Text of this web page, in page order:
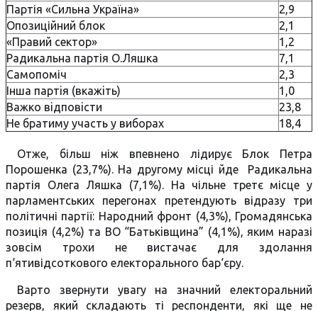
Партія «Сильна Україна»
2,9
Опозиційний блок
2,1
«Правий сектор»
1,2
Радикальна партія О.Ляшка
7,1
Самопоміч
2,3
Iнша партiя (вкажiть)
1,0
Важко вiдповiсти
23,8
Не братиму участь у виборах
18,4
Отже, більш ніж впевнено лідирує Блок Петра
Порошенка (23,7%). На другому місці йде Радикальна
партія Олега Ляшка (7,1%). На чільне третє місце у
парламентських перегонах претендують відразу три
політичні партії: Народний фронт (4,3%), Громадянська
позиція (4,2%) та ВО “Батькiвщина” (4,1%), яким наразі
зовсім трохи не вистачає для здолання
п‘ятивідсоткового електорального бар‘єру.
Варто звернути увагу на значний електоральний
резерв, який складають ті респонденти, які ще не